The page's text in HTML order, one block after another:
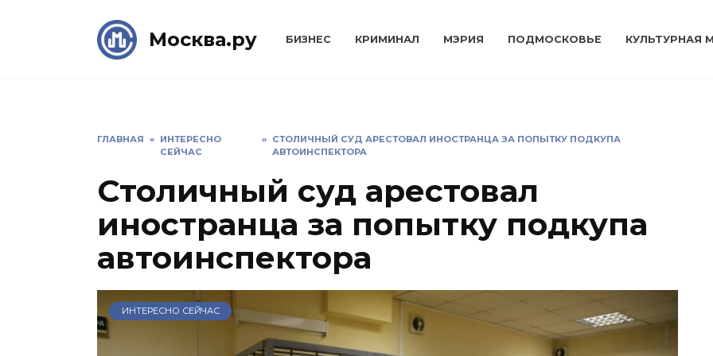
Москва.ру БИЗНЕС КРИМИНАЛ МЭРИЯ ПОДМОСКОВЬЕ КУЛЬТУРНАЯ
ГЛАВНАЯ » ИНТЕРЕСНО
СЕЙЧАС
» СТОЛИЧНЫЙ СУД АРЕСТОВАЛ ИНОСТРАНЦА ЗА ПОПЫТКУ ПОДКУПА
АВТОИНСПЕКТОРА
Столичный суд арестовал
иностранца за попытку подкупа
автоинспектора
ИНТЕРЕСНО СЕЙЧАС